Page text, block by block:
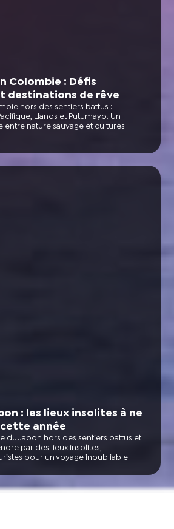
Colombie : Défis
destinations de rêve
hors des sentiers battus :
Llanos et Putumayo. Un
entre nature sauvage et cultures
: les lieux insolites à ne
année
du Japon hors des sentiers battus et
par des lieux insolites,
pour un voyage inoubliable.